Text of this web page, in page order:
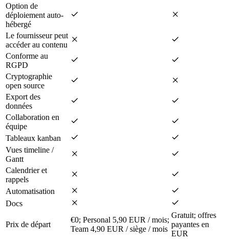
Option de
déploiement auto-
hébergé
Le fournisseur peut
accéder au contenu
Conforme au
RGPD
Cryptographie
open source
Export des
données
Collaboration en
équipe
Tableaux kanban
Vues timeline /
Gantt
Calendrier et
rappels
Automatisation
Docs
Prix de départ
€0; Personal 5,90 EUR / mois;
Team 4,90 EUR / siège / mois
Gratuit; offres
payantes en
EUR